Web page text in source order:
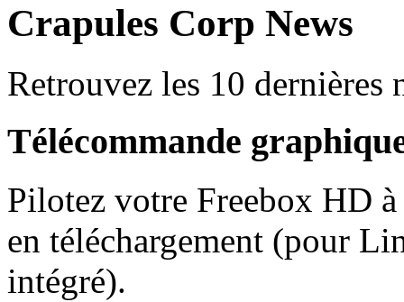
Crapules Corp News
Retrouvez les 10 dernières
Télécommande
Pilotez votre Freebox HD
en téléchargement (pour
intégré).